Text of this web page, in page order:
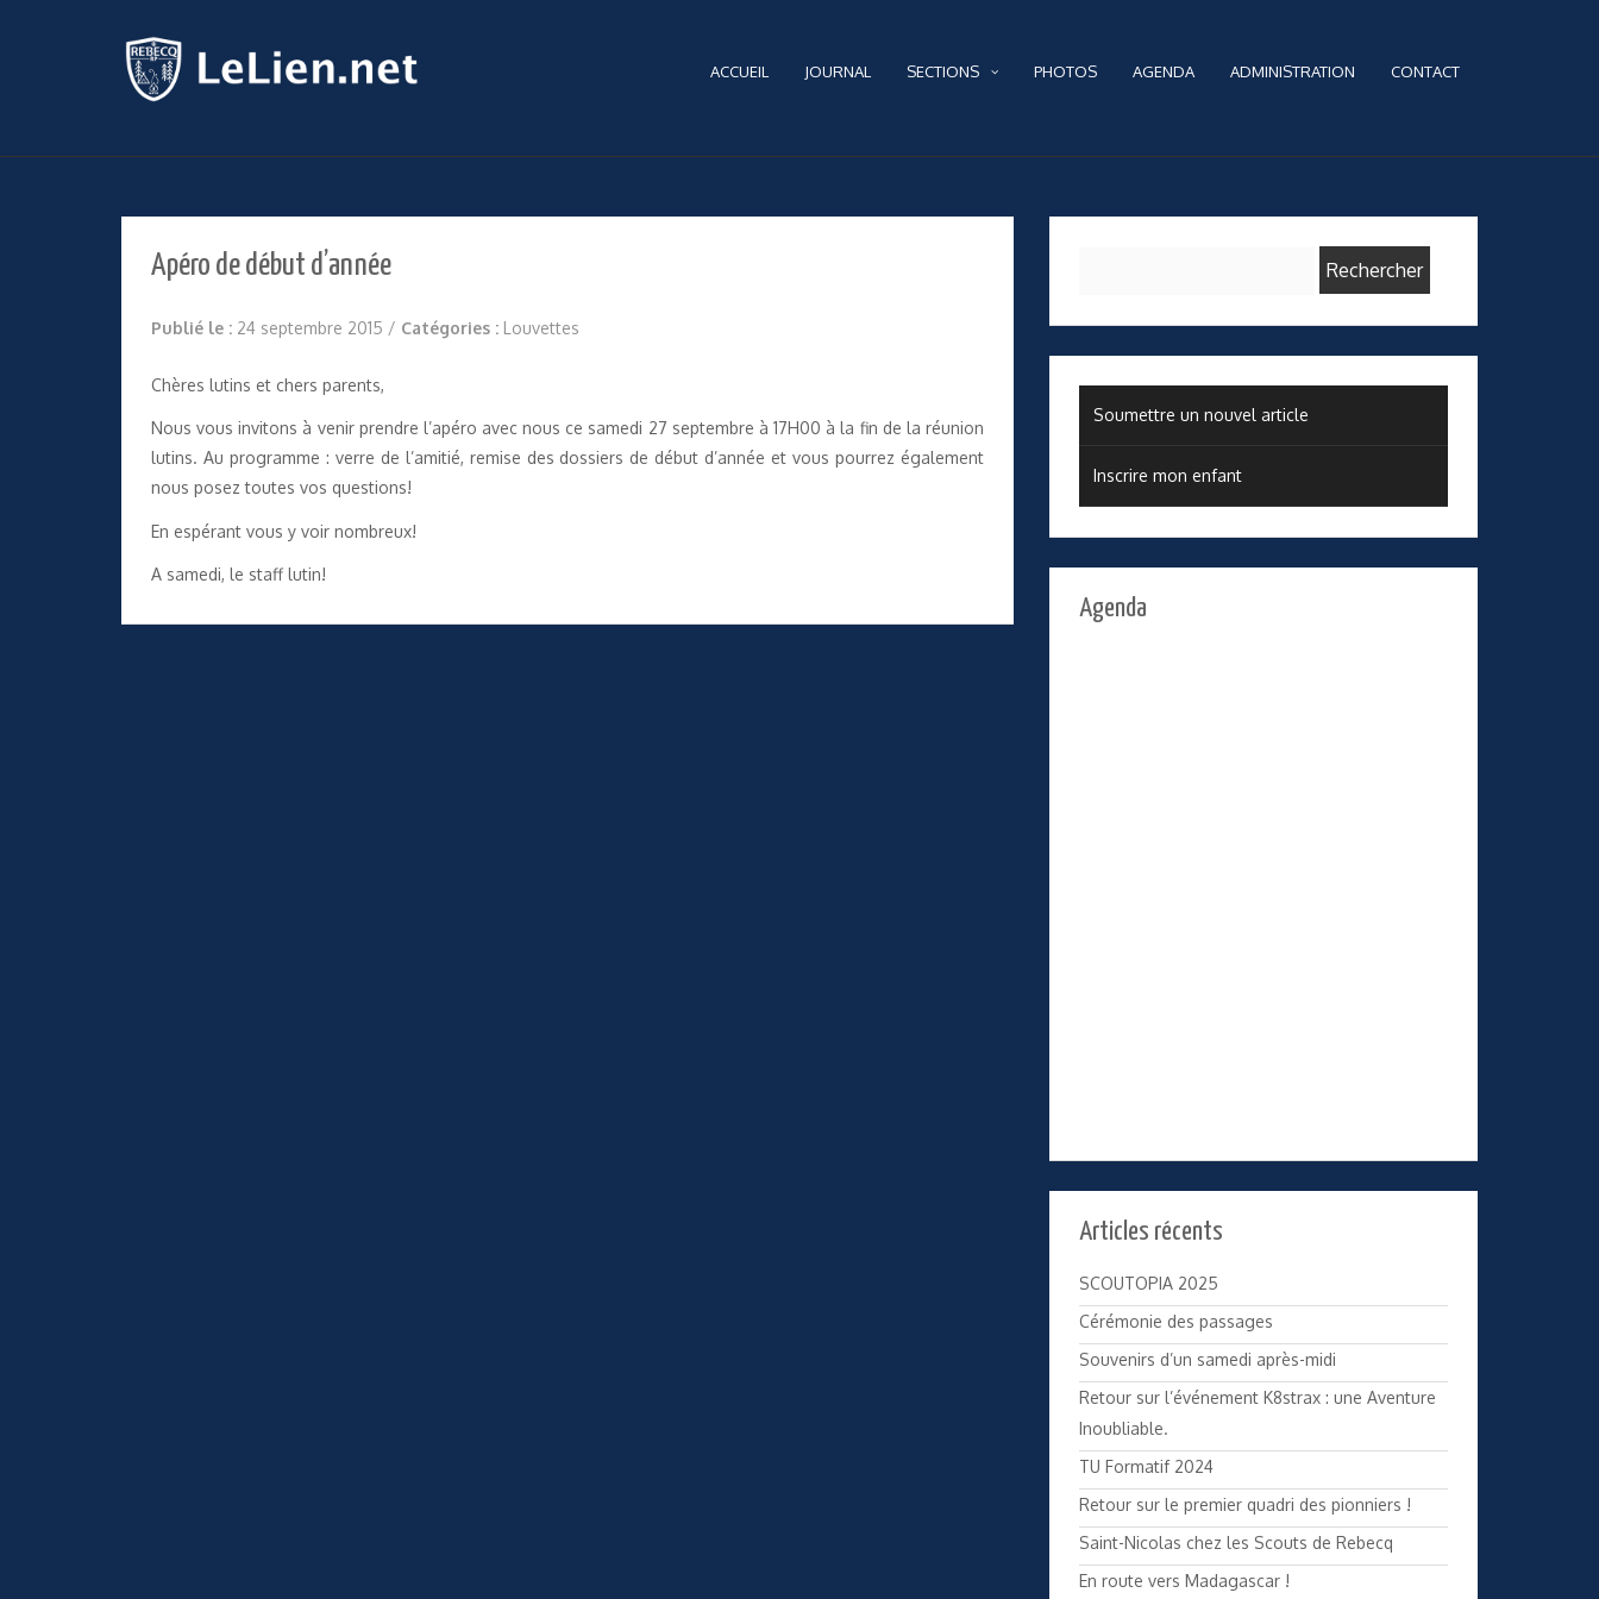
ACCUEIL JOURNAL SECTIONS PHOTOS AGENDA ADMINISTRATION CONTACT
Apéro de début d’année
Publié le : 24 septembre 2015 / Catégories : Louvettes
Chères lutins et chers parents,
Nous vous invitons à venir prendre l’apéro avec nous ce samedi 27 septembre à 17H00 à la fin de la réunion
lutins. Au programme : verre de l’amitié, remise des dossiers de début d’année et vous pourrez également
nous posez toutes vos questions!
En espérant vous y voir nombreux!
A samedi, le staff lutin!
Soumettre un nouvel article
Inscrire mon enfant
Agenda
Articles récents
SCOUTOPIA 2025
Cérémonie des passages
Souvenirs d’un samedi après-midi
Retour sur l’événement K8strax : une Aventure
Inoubliable.
TU Formatif 2024
Retour sur le premier quadri des pionniers !
Saint-Nicolas chez les Scouts de Rebecq
En route vers Madagascar !